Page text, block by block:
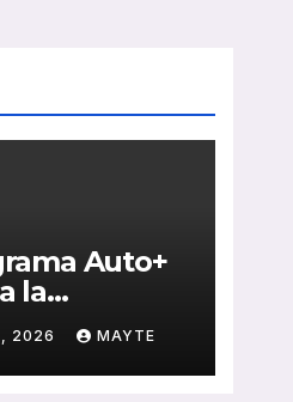
Auto+
la
de flotas
a
eléctricos
2026 MAYTE